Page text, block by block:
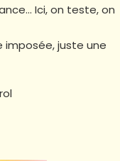
Ici, on teste, on
juste une